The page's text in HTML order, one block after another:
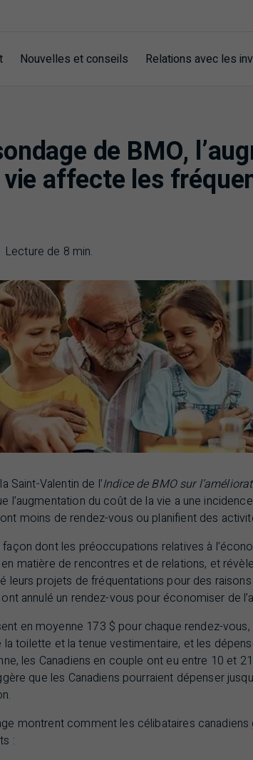
Nouvelles et conseils Relations avec les
de BMO,
affecte les
Lecture de 8 min.
Saint-Valentin de l’Indice deBMOsur
l’augmentation du coût de la vie a une
moins de rendez-vous ou planifient des
dont les préoccupations relatives à
matière de rencontres et de relations, et
leurs projets de fréquentations pour des raisons
annulé un rendez-vous pour économiser de
en moyenne 173 $ pour chaque rendez-
toilette et la tenue vestimentaire, et les
les Canadiens en couple ont eu entre 10 et
que les Canadiens pourraient dépenser
montrent comment les célibataires
: